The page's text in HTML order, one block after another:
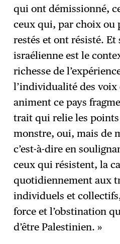
qui ont démissionné,
ceux qui, par choix ou
restés et ont résisté. Et
israélienne est le
richesse de
l’individualité des
animent ce pays
trait qui relie les
monstre, oui, mais de
c’est-à-dire en
ceux qui résistent, la
quotidiennement aux
individuels et
force et l’obstination
d’être Palestinien. »